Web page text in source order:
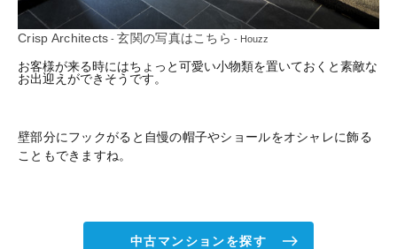
Crisp Architects -玄関の写真はこちら - Houzz
お客様が来る時にはちょっと可愛い小物類を置いておくと素敵な
お出迎えができそうです。
壁部分にフックがると自慢の帽子やショールをオシャレに飾る
こともできますね。
中古マンションを探す